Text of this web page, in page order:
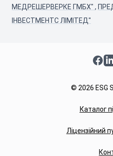
МЕДРЕШЕРВЕРКЕ ГМБХ" ,
ІНВЕСТМЕНТС ЛІМІТЕД"
© 2026 ESG
Каталог
Ліцензійний